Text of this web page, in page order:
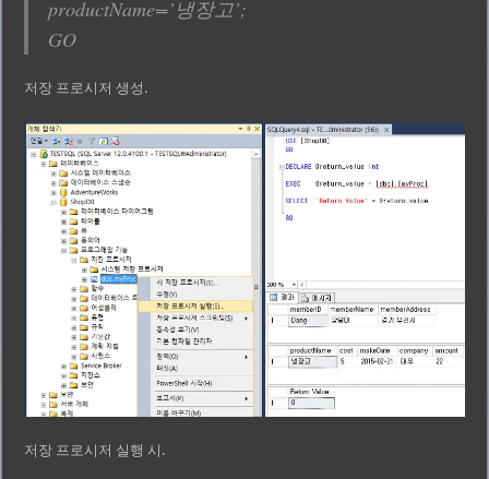
productName=’냉장고’;
GO
저장 프로시저 생성.
저장 프로시저 실행 시.